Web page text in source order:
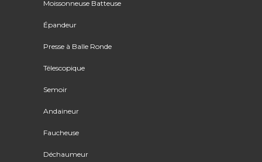
Moissonneuse Batteuse
Épandeur
Presse à Balle Ronde
Télescopique
Semoir
Andaineur
Faucheuse
Déchaumeur